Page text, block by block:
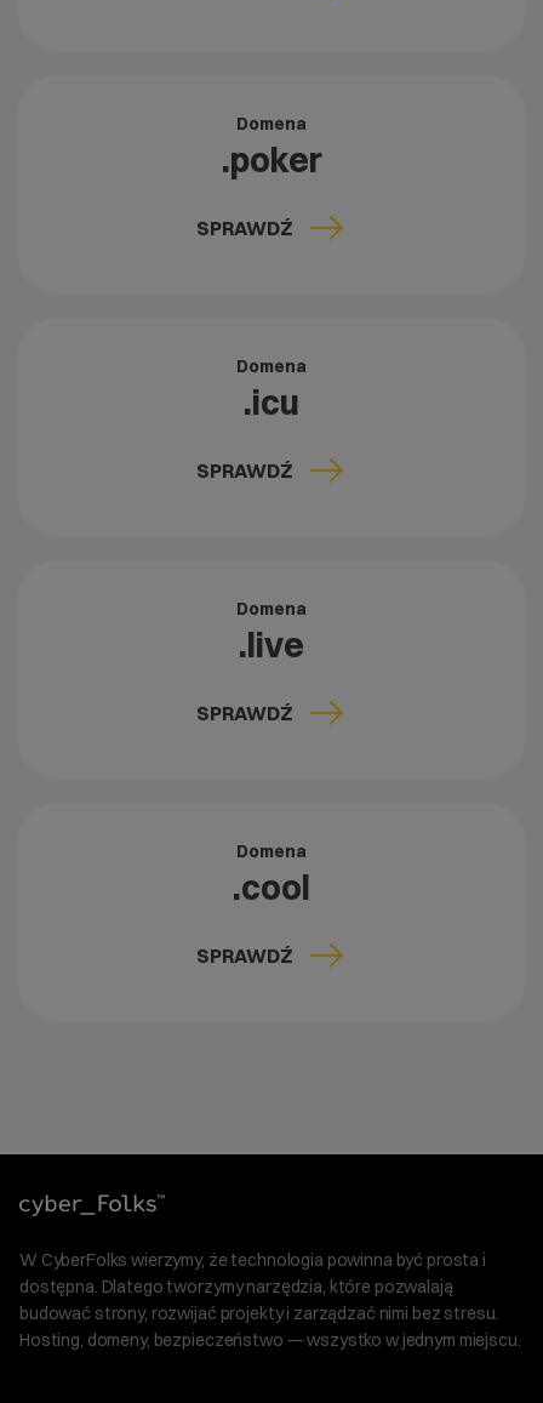
Domena
.poker
SPRAWDŹ
Domena
.icu
SPRAWDŹ
Domena
.live
SPRAWDŹ
Domena
.cool
SPRAWDŹ
W CyberFolks wierzymy, że technologia powinna być prosta i
dostępna. Dlatego tworzymy narzędzia, które pozwalają
budować strony, rozwijać projekty i zarządzać nimi bez stresu.
Hosting, domeny, bezpieczeństwo — wszystko w jednym miejscu.